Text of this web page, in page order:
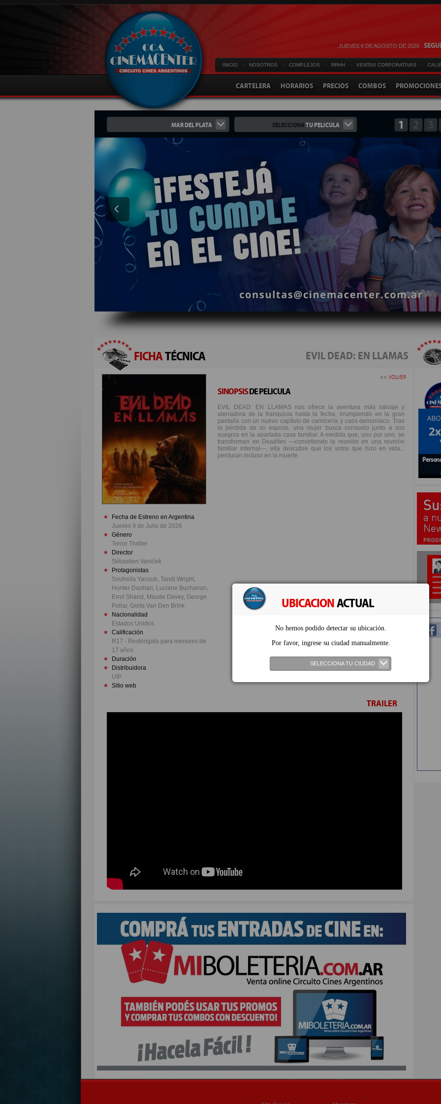
UBICACIONACTUAL
No hemos podido detectar su ubicación.
Por favor, ingrese su ciudad manualmente.
SELECCIONA TU CIUDAD
JUEVES 6 DE AGOSTO DE 2026
INICIO · NOSOTROS · COMPLEJOS · RRHH · VENTAS CORPORATIVAS ·
CARTELERA HORARIOS PRECIOS COMBOS
MAR DEL PLATA SELECCIONATU PELICULA 1
EVIL DEAD: EN LLAMAS
FICHATÉCNICA
Fecha de Estreno en Argentina
Jueves 9 de Julio de 2026
Género
Terror Thriller
Director
Sébastien Vaniček
Protagonistas
Souheila Yacoub, Tandi Wright,
Hunter Doohan, Luciane Buchanan,
Errol Shand, Maude Davey, George
Pullar, Greta Van Den Brink
Nacionalidad
Estados Unidos
Calificación
R17 - Restringida para menores de
17 años
Duración
Distribuidora
UIP
Sitio web
<< VOLVER
SINOPSISDE PELICULA
EVIL DEAD: EN LLAMAS nos ofrece la aventura más salvaje y
aterradora de la franquicia hasta la fecha, irrumpiendo en la gran
pantalla con un nuevo capítulo de carnicería y caos demoníaco. Tras
la pérdida de su esposo, una mujer busca consuelo junto a sus
suegros en la apartada casa familiar. A medida que, uno por uno, se
transforman en Deadites —convirtiendo la reunión en una reunión
familiar infernal—, ella descubre que los votos que hizo en vida...
perduran incluso en la muerte.
TRAILER